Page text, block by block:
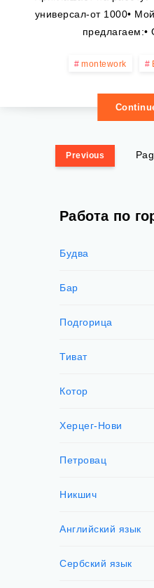
универсал-от 1000•
montework
Previous
Работа по
Будва
Бар
Подгорица
Тиват
Котор
Херцег-Нови
Петровац
Никшич
Английский язык
Сербский язык